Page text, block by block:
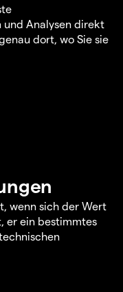
und Analysen direkt
dort, wo Sie sie
wenn sich der Wert
er ein bestimmtes